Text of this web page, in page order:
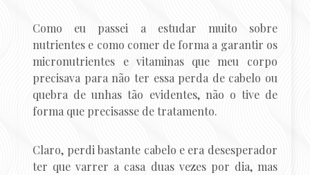
Como eu passei a estudar muito sobre
nutrientes e como comer de forma a garantir os
micronutrientes e vitaminas que meu corpo
precisava para não ter essa perda de cabelo ou
quebra de unhas tão evidentes, não o tive de
forma que precisasse de tratamento.
Claro, perdi bastante cabelo e era desesperador
ter que varrer a casa duas vezes por dia, mas